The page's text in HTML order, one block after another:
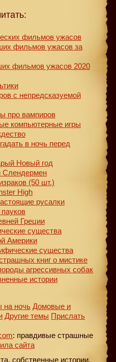
фильмов ужасов
фильмов ужасов за
фильмов ужасов 2020
с непредсказуемой
про вампиров
компьютерные игры
в ночь перед
Новый год
Слендермен
(50 шт.)
High
русалки
Греции
существа
Америки
существа
книг о мистике
агрессивных собак
истории
на ночь Домовые и
Другие темы Прислать
: правдивые страшные
сайта
собственные истории,